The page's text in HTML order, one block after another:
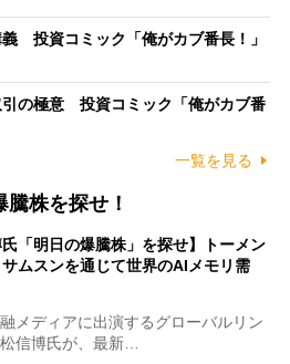
投資コミック「俺がカブ番長！」
の極意 投資コミック「俺がカブ番
一覧を見る
株を探せ！
氏「明日の爆騰株」を探せ】トーメン
ムスンを通じて世界のAIメモリ需
メディアに出演するグローバルリン
信博氏が、最新…